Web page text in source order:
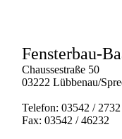
Fensterbau-
Chaussestraße 50
03222 Lübbenau/
Telefon: 03542 / 2732
Fax: 03542 / 46232